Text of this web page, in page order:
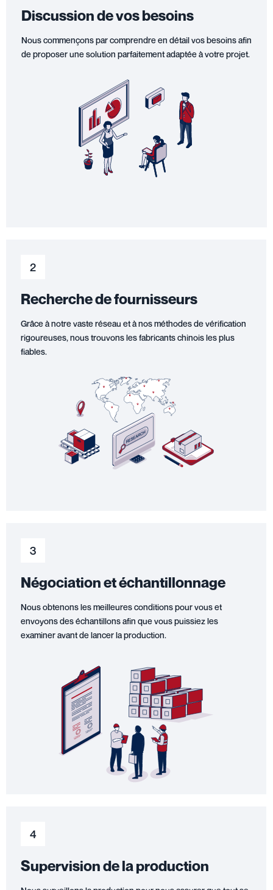
Discussion de vos besoins
Nous commençons par comprendre en détail vos besoins afin
de proposer une solution parfaitement adaptée à votre projet.
2
Recherche de fournisseurs
Grâce à notre vaste réseau et à nos méthodes de vérification
rigoureuses, nous trouvons les fabricants chinois les plus
fiables.
3
Négociation et échantillonnage
Nous obtenons les meilleures conditions pour vous et
envoyons des échantillons afin que vous puissiez les
examiner avant de lancer la production.
4
Supervision de la production